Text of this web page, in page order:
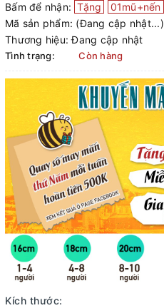
Bấm để nhận: Tặng
01mũ+nến
Mã sản phẩm: (Đang cập nhật...)
Thương hiệu: Đang cập nhật
Tình trạng: Còn hàng
Kích thước: